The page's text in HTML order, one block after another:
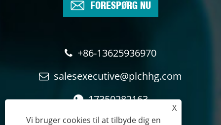
FORESPØRG NU
+86-13625936970
salesexecutive@plchhg.com
17350282163
X
Vi bruger cookies til at tilbyde dig en